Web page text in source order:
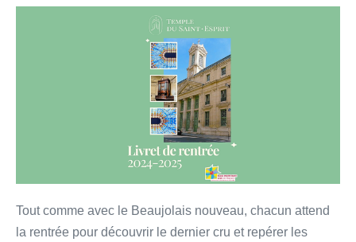
Tout comme avec le Beaujolais nouveau, chacun attend
la rentrée pour découvrir le dernier cru et repérer les